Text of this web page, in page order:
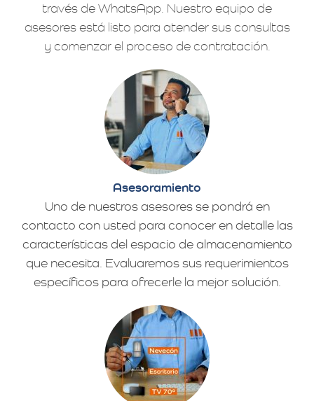
través de WhatsApp. Nuestro equipo de
asesores está listo para atender sus consultas
y comenzar el proceso de contratación.
Asesoramiento
Uno de nuestros asesores se pondrá en
contacto con usted para conocer en detalle las
características del espacio de almacenamiento
que necesita. Evaluaremos sus requerimientos
específicos para ofrecerle la mejor solución.